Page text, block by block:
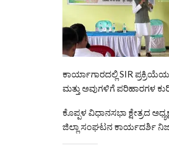
ಕಾರ್ಯಾಗಾರದಲ್ಲಿ SIR
ಮತ್ತು ಅವುಗಳಿಗೆ ಪರಿಹಾರಗಳ
ಕೊಪ್ಪಳ ವಿಧಾನಸಭಾ ಕ್ಷೇತ್ರದ
ಜಿಲ್ಲಾ ಸಂಘಟನ ಕಾರ್ಯದರ್ಶಿ